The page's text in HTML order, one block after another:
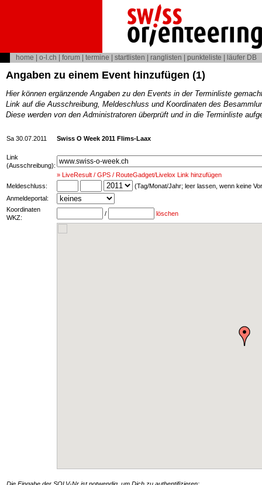
home o-l.ch forum termine startlisten ranglisten punkteliste läufer DB
Angaben zu einem Event hinzufügen (1)
Hier können ergänzende Angaben zu den Events in der Terminliste
Link auf die Ausschreibung, Meldeschluss und Koordinaten des
Diese werden von den Administratoren überprüft und in die Terminliste
Sa 30.07.2011 Swiss O Week 2011 Flims-Laax
Link
(Ausschreibung):
» LiveResult / GPS / RouteGadget/Livelox Link hinzufügen
Meldeschluss:
(Tag/Monat/Jahr; leer lassen, wenn keine
Anmeldeportal:
Koordinaten
WKZ:
/ löschen